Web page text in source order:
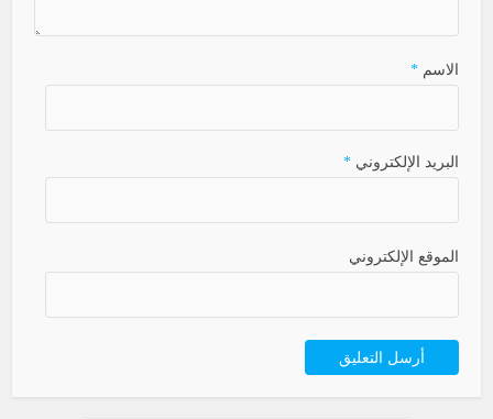
الاسم*
البريد الإلكتروني*
الموقع الإلكتروني